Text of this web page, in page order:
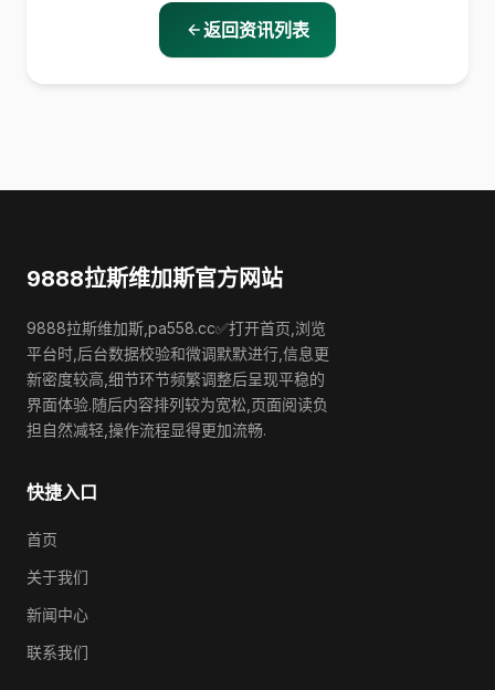
返回资讯列表
9888拉斯维加斯官方网站
9888拉斯维加斯,pa558.cc✅打开首页,浏览
平台时,后台数据校验和微调默默进行,信息更
新密度较高,细节环节频繁调整后呈现平稳的
界面体验.随后内容排列较为宽松,页面阅读负
担自然减轻,操作流程显得更加流畅.
快捷入口
首页
关于我们
新闻中心
联系我们